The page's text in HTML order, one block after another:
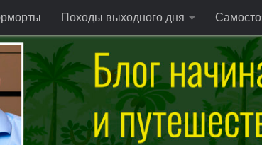
Походы выходного дня